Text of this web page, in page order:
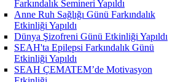
Farkındalık Semineri Yapıldı
Anne Ruh Sağlığı Günü Farkındalık
Etkinliği Yapıldı
Dünya Şizofreni Günü Etkinliği Yapıldı
SEAH'ta Epilepsi Farkındalık Günü
Etkinliği Yapıldı
SEAH ÇEMATEM’de Motivasyon